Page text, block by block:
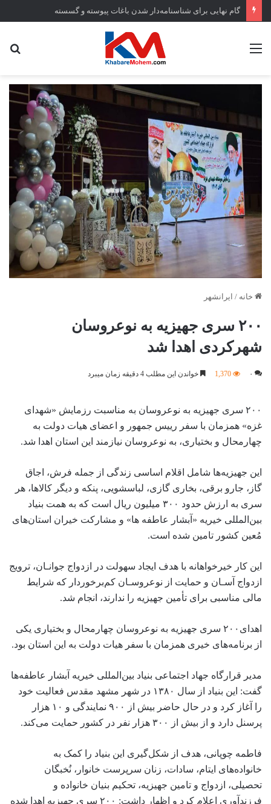
گام نهایی برای شناسنامه‌دار شدن باغات پیوسته و گسسته
منو
خانه / ایرانشهر
۲۰۰ سری جهیزیه به نوعروسان
شهرکردی اهدا شد
۰ 1,370 خواندن این مطلب 4 دقیقه زمان میبرد
۲۰۰ سری جهیزیه به نوعروسان به مناسبت رزمایش «شهدای
غزه» همزمان با سفر رییس جمهور و اعضای هیات دولت به
چهارمحال و بختیاری، به نوعروسان نیازمند این استان اهدا شد.
این جهیزیه‌ها شامل اقلام اساسی زندگی از جمله فرش، اجاق
گاز، جارو برقی، بخاری گازی، لباسشویی، پنکه و دیگر کالاها، هر
سری به ارزش حدود ۳۰۰ میلیون ریال است که به همت بنیاد
بین‌المللی خیریه «آبشار عاطفه ها» و مشارکت خیران استان‌های
مُعین کشور تامین شده است.
این کار خیرخواهانه با هدف ایجاد سهولت در ازدواج جوانـان، ترویج
ازدواج آسـان و حمایت از نوعروسـان کم‌برخوردار که شرایط
مالی مناسبی برای تأمین جهیزیه را ندارند، انجام شد.
اهدای۲۰۰ سری جهیزیه به نوعروسان چهارمحال و بختیاری یکی
از برنامه‌های خیری همزمان با سفر هیات دولت به این استان بود.
مدیر قرارگاه جهاد اجتماعی بنیاد بین‌المللی خیریه آبشار عاطفه‌ها
گفت: این بنیاد از سال ۱۳۸۰ در شهر مشهد مقدس فعالیت خود
را آغاز کرد و در حال حاضر بیش از ۹۰۰ نمایندگی و ۱۰ هزار
پرسنل دارد و از بیش از ۳۰۰ هزار نفر در کشور حمایت می‌کند.
فاطمه چوپانی، هدف از شکل‌گیری این بنیاد را کمک به
خانواده‌های ایتام، سادات، زنان سرپرست خانوار، نُخبگان
تحصیلی، ازدواج و تامین جهیزیه، تحکیم بنیان خانواده و
فرزندآوری اعلام کرد و اظهار داشت: ۲۰۰ سری جهیزیه اهدا شده